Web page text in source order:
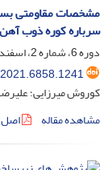
مشخصات مقاومتی
سرباره کوره ذوب
دوره 6، شماره 2، اسفند 1399، صفحه
کوروش میرزایی؛
مشاهده مقاله
اصل